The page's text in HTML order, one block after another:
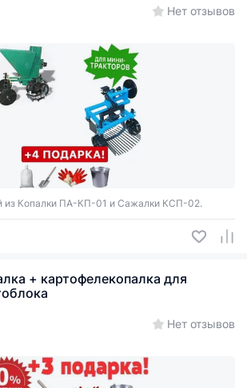
Нет отзывов
из Копалки ПА-КП-01 и Сажалки КСП-02.
+ картофелекопалка для
Нет отзывов